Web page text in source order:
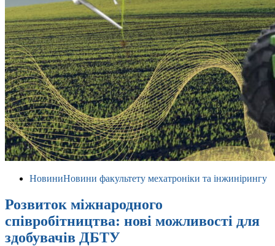
НовиниНовини факультету мехатроніки та інжинірингу
Розвиток міжнародного
співробітництва: нові можливості для
здобувачів ДБТУ